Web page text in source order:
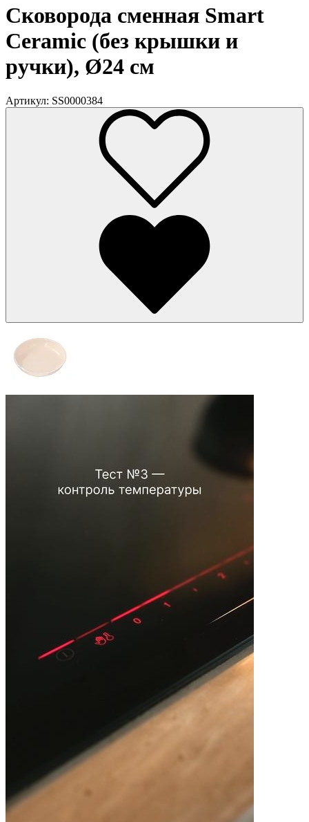
Сковорода сменная Smart
Ceramic (без крышки и
ручки), Ø24 см
Артикул: SS0000384